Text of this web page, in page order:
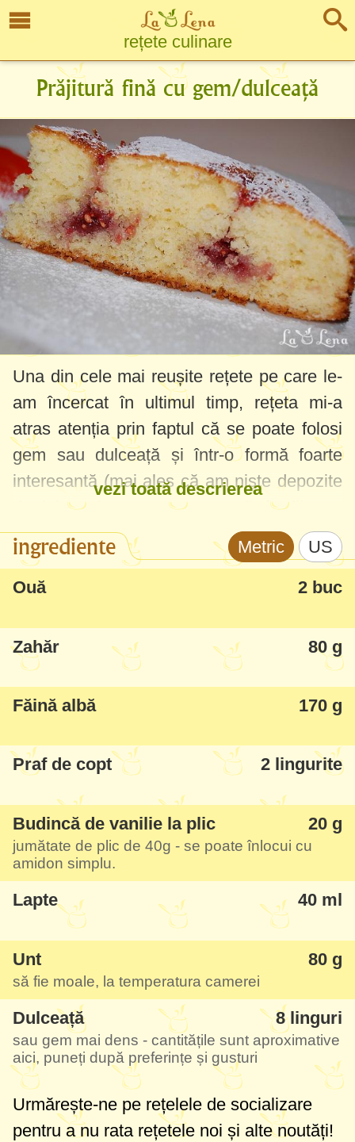
rețete culinare
Prăjitură fină cu gem/dulceață
Una din cele mai reușite rețete pe care le-
am încercat în ultimul timp, rețeta mi-a
atras atenția prin faptul că se poate folosi
gem sau dulceață și într-o formă foarte
interesantă (mai ales că am niște depozite
de dulceturi care nu prea se mănâncă).
O altă chestie interesantă, în aluat se
folosește praf de budincă de vanilie, și să
că este ca un panettone (cozonac italian),
foarte fin, aromat, fraged - mi-a spus că
este cea mai tare prăjitură care am făcut-o
până acum...
Și chestia cu dulceața - se fac niște canale
aromate și colorate în interiorul prăjiturii,
care completează aluatul acesta perfect.
Recomand s-o încercați neapărat, la noi
sigur de acum încolo va fi cea mai iubită
prăjitură!
vezi toată descrierea
ingrediente Metric US
Ouă 2 buc
Zahăr 80 g
Făină albă 170 g
Praf de copt 2 lingurite
Budincă de vanilie la plic 20 g
jumătate de plic de 40g - se poate înlocui cu
amidon simplu.
Lapte 40 ml
Unt 80 g
să fie moale, la temperatura camerei
Dulceață 8 linguri
sau gem mai dens - cantitățile sunt aproximative
aici, puneți după preferințe și gusturi
Urmărește-ne pe rețelele de socializare
pentru a nu rata rețetele noi și alte noutăți!